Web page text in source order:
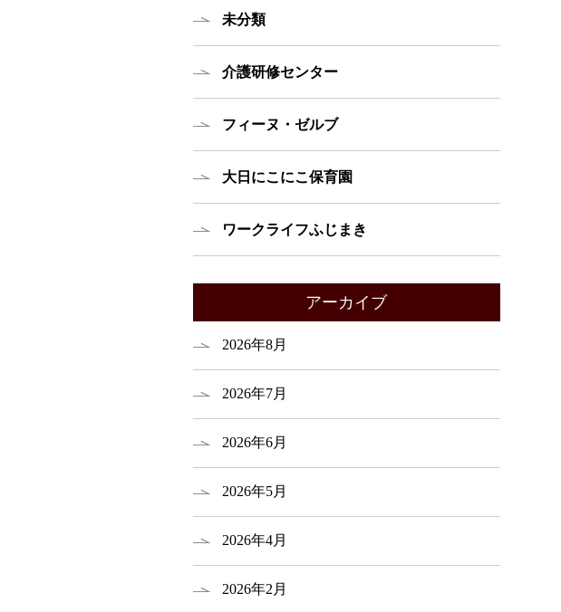
未分類
介護研修センター
フィーヌ・ゼルブ
大日にこにこ保育園
ワークライフふじまき
アーカイブ
2026年8月
2026年7月
2026年6月
2026年5月
2026年4月
2026年2月